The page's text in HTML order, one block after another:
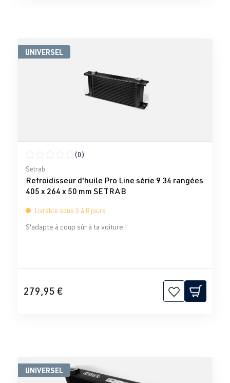
UNIVERSEL
Note moyenne de 0 sur 5 étoiles
(0)
Setrab
Refroidisseur d'huile Pro Line série 9 34 rangées
405 x 264 x 50 mm SETRAB
Livrable sous 5 à 8 jours
S'adapte à coup sûr à ta voiture !
279,95 €
UNIVERSEL